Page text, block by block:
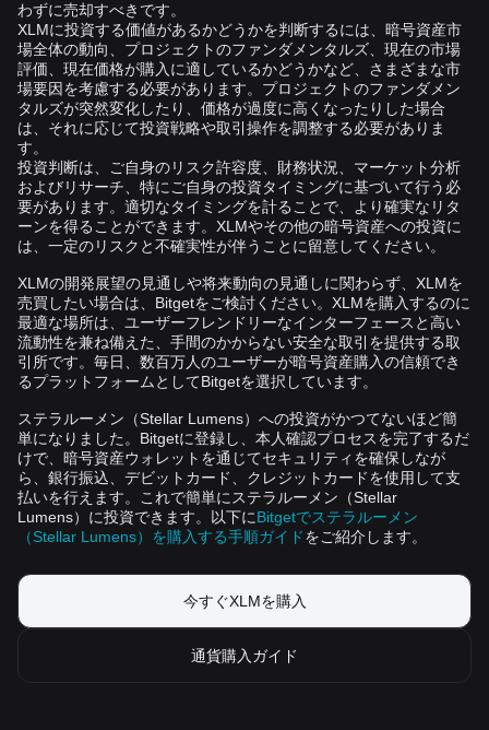
わずに売却すべきです。
XLMに投資する価値があるかどうかを判断するには、暗号資産市
場全体の動向、プロジェクトのファンダメンタルズ、現在の市場
評価、現在価格が購入に適しているかどうかなど、さまざまな市
場要因を考慮する必要があります。プロジェクトのファンダメン
タルズが突然変化したり、価格が過度に高くなったりした場合
は、それに応じて投資戦略や取引操作を調整する必要がありま
す。
投資判断は、ご自身のリスク許容度、財務状況、マーケット分析
およびリサーチ、特にご自身の投資タイミングに基づいて行う必
要があります。適切なタイミングを計ることで、より確実なリタ
ーンを得ることができます。XLMやその他の暗号資産への投資に
は、一定のリスクと不確実性が伴うことに留意してください。
XLMの開発展望の見通しや将来動向の見通しに関わらず、XLMを
売買したい場合は、Bitgetをご検討ください。XLMを購入するのに
最適な場所は、ユーザーフレンドリーなインターフェースと高い
流動性を兼ね備えた、手間のかからない安全な取引を提供する取
引所です。毎日、数百万人のユーザーが暗号資産購入の信頼でき
るプラットフォームとしてBitgetを選択しています。
ステラルーメン（Stellar Lumens）への投資がかつてないほど簡
単になりました。Bitgetに登録し、本人確認プロセスを完了するだ
けで、暗号資産ウォレットを通じてセキュリティを確保しなが
ら、銀行振込、デビットカード、クレジットカードを使用して支
払いを行えます。これで簡単にステラルーメン（Stellar
Lumens）に投資できます。以下にBitgetでステラルーメン
（Stellar Lumens）を購入する手順ガイドをご紹介します。
今すぐXLMを購入
通貨購入ガイド